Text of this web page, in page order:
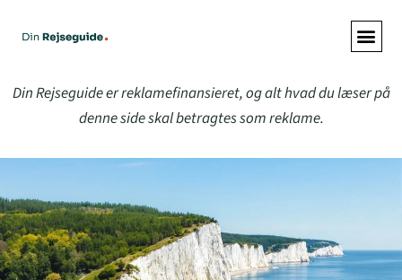
Din Rejseguide er reklamefinansieret, og alt hvad du læser på
denne side skal betragtes som reklame.